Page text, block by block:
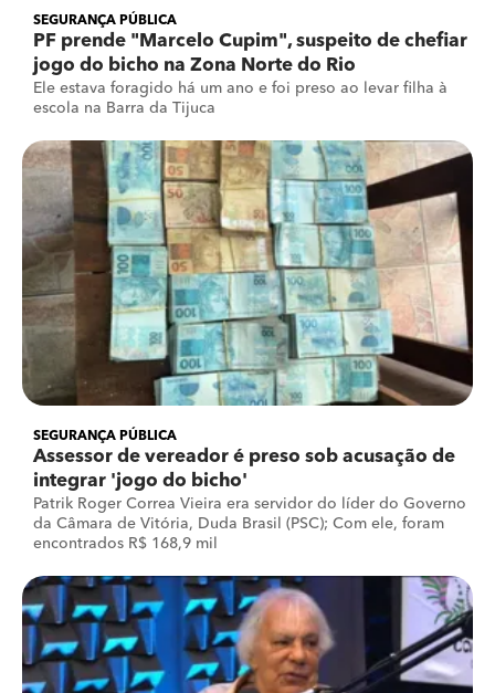
SEGURANÇA PÚBLICA
PF prende "Marcelo Cupim", suspeito de chefiar
jogo do bicho na Zona Norte do Rio
Ele estava foragido há um ano e foi preso ao levar filha à
escola na Barra da Tijuca
SEGURANÇA PÚBLICA
Assessor de vereador é preso sob acusação de
integrar 'jogo do bicho'
Patrik Roger Correa Vieira era servidor do líder do Governo
da Câmara de Vitória, Duda Brasil (PSC); Com ele, foram
encontrados R$ 168,9 mil